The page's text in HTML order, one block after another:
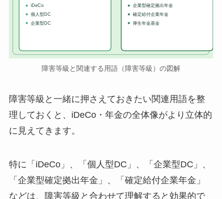
iDeCo
個人型DC
企業型DC
企業型確定拠出年金
確定給付企業年金
厚生年金基金
障害等級と関連する用語（障害等級）の図解
障害等級と一緒に押さえておきたい関連用語を整
理しておくと、iDeCo・年金の全体像がより立体的
に見えてきます。
特に「iDeCo」、「個人型DC」、「企業型DC」、
「企業型確定拠出年金」、「確定給付企業年金」
などは、障害等級と合わせて理解すると効果的で